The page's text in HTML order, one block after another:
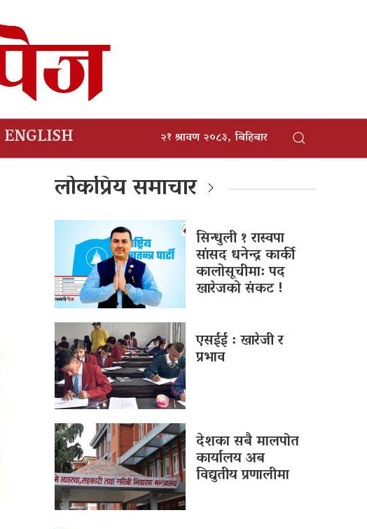
ENGLISH २१ श्रावण २०८३, बिहिबार
लोकप्रिय समाचार
सिन्धुली १ रास्वपा
सांसद धनेन्द्र कार्की
कालोसूचीमा: पद
खारेजको संकट !
एसईई : खारेजी र
प्रभाव
देशका सबै मालपोत
कार्यालय अब
विद्युतीय प्रणालीमा